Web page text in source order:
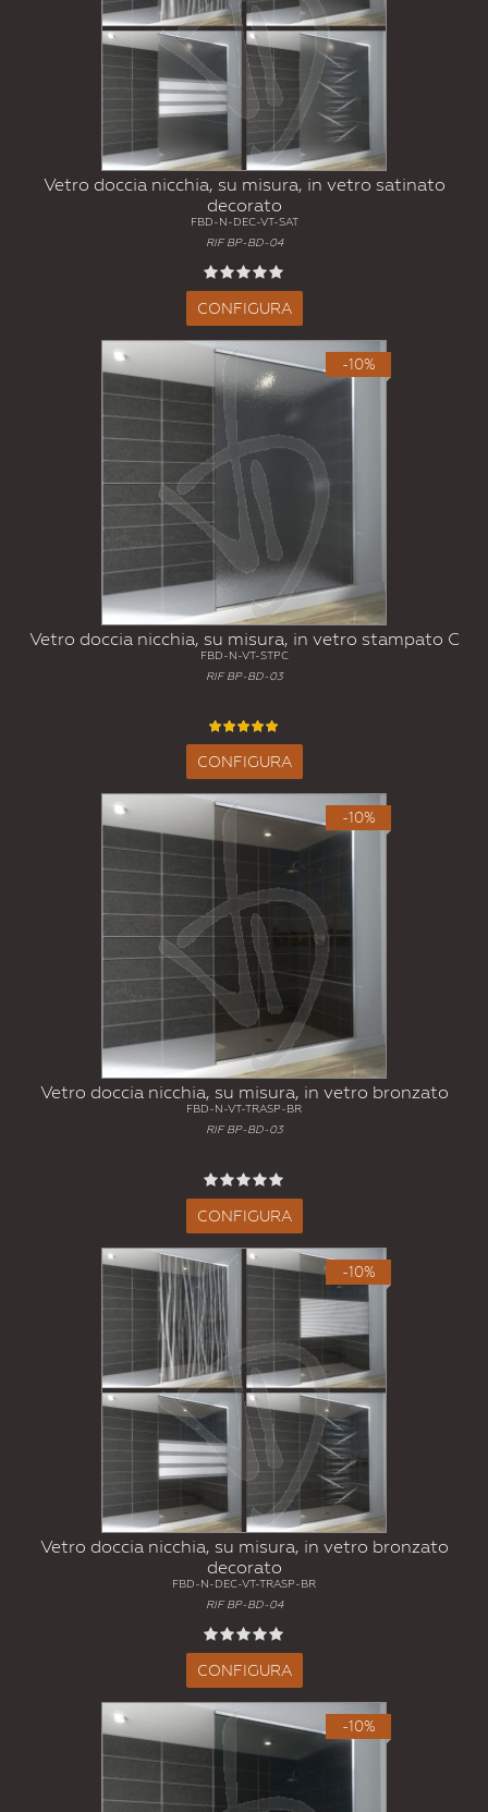
Vetro doccia nicchia, su misura, in vetro satinato
decorato
FBD-N-DEC-VT-SAT
RIF BP-BD-04
CONFIGURA
-10%
Vetro doccia nicchia, su misura, in vetro stampato C
FBD-N-VT-STPC
RIF BP-BD-03
CONFIGURA
-10%
Vetro doccia nicchia, su misura, in vetro bronzato
FBD-N-VT-TRASP-BR
RIF BP-BD-03
CONFIGURA
-10%
Vetro doccia nicchia, su misura, in vetro bronzato
decorato
FBD-N-DEC-VT-TRASP-BR
RIF BP-BD-04
CONFIGURA
-10%